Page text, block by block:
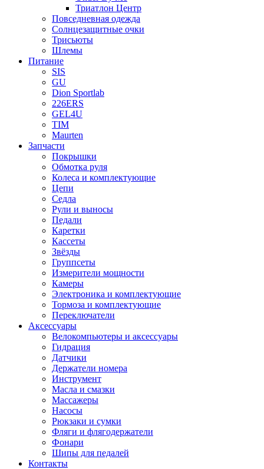
Триатлон Центр
Повседневная одежда
Солнцезащитные очки
Трисьюты
Шлемы
Питание
SIS
GU
Dion Sportlab
226ERS
GEL4U
TIM
Maurten
Запчасти
Покрышки
Обмотка руля
Колеса и комплектующие
Цепи
Седла
Рули и выносы
Педали
Каретки
Кассеты
Звёзды
Группсеты
Измерители мощности
Камеры
Электроника и комплектующие
Тормоза и комплектующие
Переключатели
Аксессуары
Велокомпьютеры и аксессуары
Гидрация
Датчики
Держатели номера
Инструмент
Масла и смазки
Массажеры
Насосы
Рюкзаки и сумки
Фляги и флягодержатели
Фонари
Шипы для педалей
Контакты